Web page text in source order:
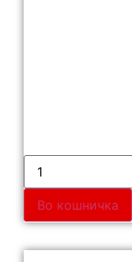
Во кошничка